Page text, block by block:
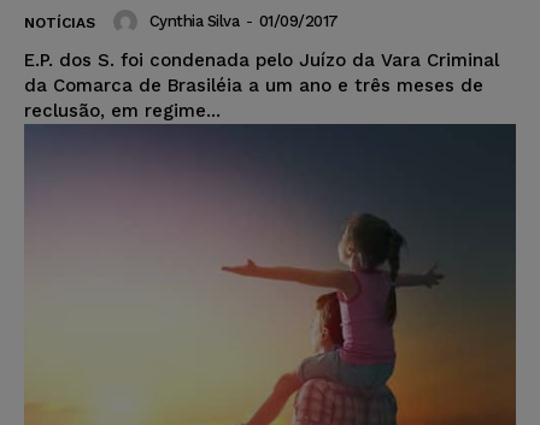
NOTÍCIAS Cynthia Silva - 01/09/2017
E.P. dos S. foi condenada pelo Juízo da Vara Criminal
da Comarca de Brasiléia a um ano e três meses de
reclusão, em regime...